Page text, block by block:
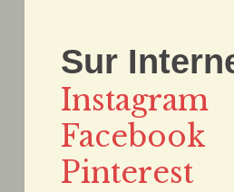
Sur
Instagram
Facebook
Pinterest